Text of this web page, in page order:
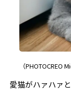
（PHOTOCREO
愛猫がハァハァ